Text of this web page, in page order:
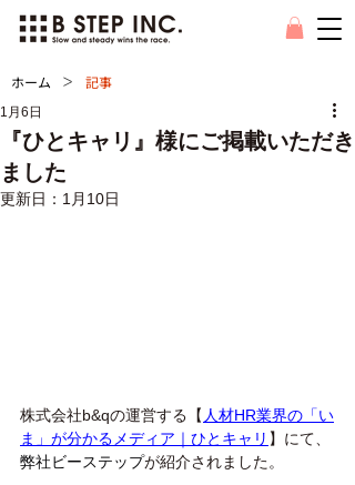
ホーム > 記事
『ひとキャリ』様にご掲載いただき
ました
1月6日
更新日： 1月10日
株式会社b&qの運営する【 人材HR業界の「い
ま」が分かるメディア｜ひとキャリ 】にて、
弊社ビーステップが紹介されました。